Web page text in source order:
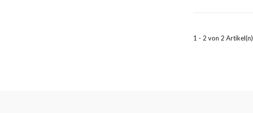
1 - 2 von 2 Artikel(n)